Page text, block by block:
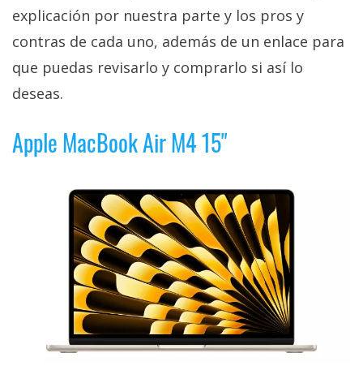
explicación por nuestra parte y los pros y
contras de cada uno, además de un enlace para
que puedas revisarlo y comprarlo si así lo
deseas.
Apple MacBook Air M4 15"